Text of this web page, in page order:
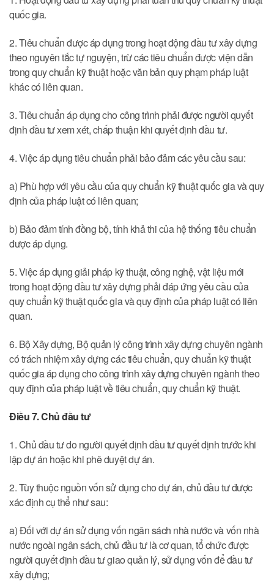
quốc gia.
2. Tiêu chuẩn được áp dụng trong hoạt động đầu tư xây dựng
theo nguyên tắc tự nguyện, trừ các tiêu chuẩn được viện dẫn
trong quy chuẩn kỹ thuật hoặc văn bản quy phạm pháp luật
khác có liên quan.
3. Tiêu chuẩn áp dụng cho công trình phải được người quyết
định đầu tư xem xét, chấp thuận khi quyết định đầu tư.
4. Việc áp dụng tiêu chuẩn phải bảo đảm các yêu cầu sau:
a) Phù hợp với yêu cầu của quy chuẩn kỹ thuật quốc gia và quy
định của pháp luật có liên quan;
b) Bảo đảm tính đồng bộ, tính khả thi của hệ thống tiêu chuẩn
được áp dụng.
5. Việc áp dụng giải pháp kỹ thuật, công nghệ, vật liệu mới
trong hoạt động đầu tư xây dựng phải đáp ứng yêu cầu của
quy chuẩn kỹ thuật quốc gia và quy định của pháp luật có liên
quan.
6. Bộ Xây dựng, Bộ quản lý công trình xây dựng chuyên ngành
có trách nhiệm xây dựng các tiêu chuẩn, quy chuẩn kỹ thuật
quốc gia áp dụng cho công trình xây dựng chuyên ngành theo
quy định của pháp luật về tiêu chuẩn, quy chuẩn kỹ thuật.
Điều 7. Chủ đầu tư
1. Chủ đầu tư do người quyết định đầu tư quyết định trước khi
lập dự án hoặc khi phê duyệt dự án.
2. Tùy thuộc nguồn vốn sử dụng cho dự án, chủ đầu tư được
xác định cụ thể như sau:
a) Đối với dự án sử dụng vốn ngân sách nhà nước và vốn nhà
nước ngoài ngân sách, chủ đầu tư là cơ quan, tổ chức được
người quyết định đầu tư giao quản lý, sử dụng vốn để đầu tư
xây dựng;